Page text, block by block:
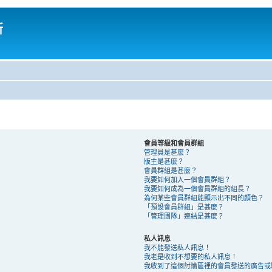
會員等級和會員群組
管理員是甚麼？
版主是甚麼？
會員群組是甚麼？
我要如何加入一個會員群組？
我要如何成為一個會員群組的組長？
為何某些會員群組能顯示出不同的顏色？
「預設會員群組」是甚麼？
「管理團隊」連結是甚麼？
私人訊息
我不能發送私人訊息！
我老是收到不想要的私人訊息！
我收到了這個討論區裡的會員發送的廣告